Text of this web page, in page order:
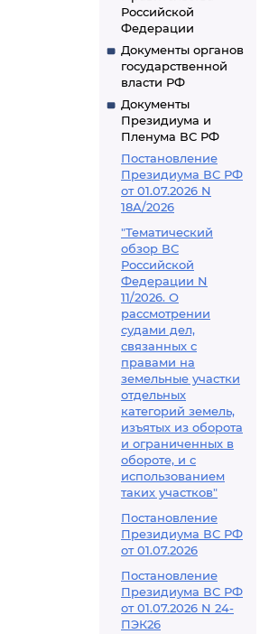
Российской
Федерации
Документы органов
государственной
власти РФ
Документы
Президиума и
Пленума ВС РФ
Постановление
Президиума ВС РФ
от 01.07.2026 N
18А/2026
"Тематический
обзор ВС
Российской
Федерации N
11/2026. О
рассмотрении
судами дел,
связанных с
правами на
земельные участки
отдельных
категорий земель,
изъятых из оборота
и ограниченных в
обороте, и с
использованием
таких участков"
Постановление
Президиума ВС РФ
от 01.07.2026
Постановление
Президиума ВС РФ
от 01.07.2026 N 24-
ПЭК26